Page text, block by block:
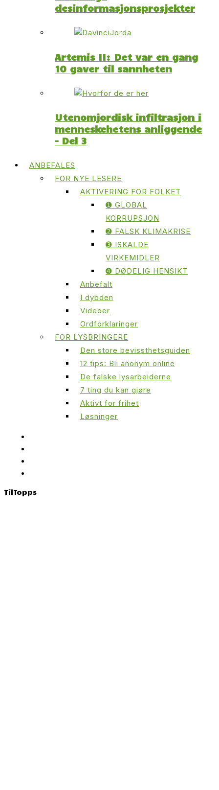
desinformasjonsprosjekter
Artemis II: Det var en gang
10 gaver til sannheten
Utenomjordisk infiltrasjon i
menneskehetens anliggende
– Del 3
ANBEFALES
FOR NYE LESERE
AKTIVERING FOR FOLKET
➊ GLOBAL
KORRUPSJON
➋ FALSK KLIMAKRISE
➌ ISKALDE
VIRKEMIDLER
➍ DØDELIG HENSIKT
Anbefalt
I dybden
Videoer
Ordforklaringer
FOR LYSBRINGERE
Den store bevissthetsguiden
12 tips: Bli anonym online
De falske lysarbeiderne
7 ting du kan gjøre
Aktivt for frihet
Løsninger
TilTopps